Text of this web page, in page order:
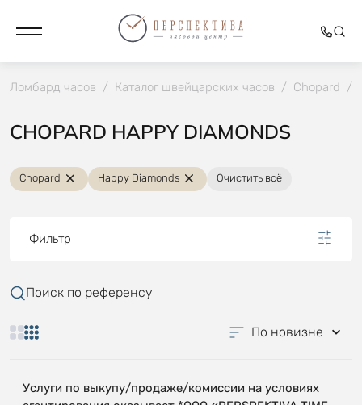
Ломбард часов / Каталог швейцарских часов / Chopard /
CHOPARD HAPPY DIAMONDS
Chopard Happy Diamonds Очистить всё
Фильтр
Поиск по референсу
По новизне
Услуги по выкупу/продаже/комиссии на условиях